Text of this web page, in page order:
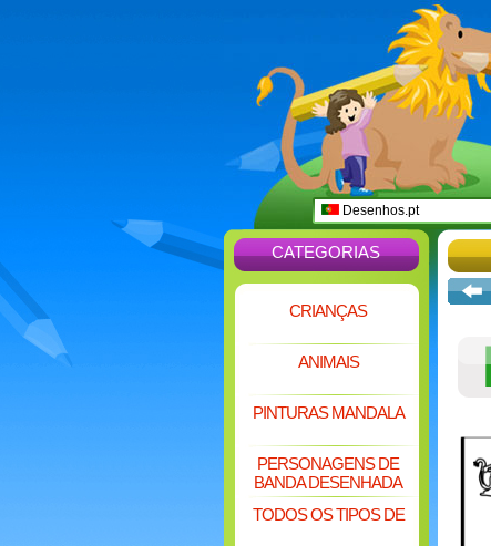
Desenhos.pt
CATEGORIAS
CRIANÇAS
ANIMAIS
PINTURAS MANDALA
PERSONAGENS DE
BANDA DESENHADA
TODOS OS TIPOS DE